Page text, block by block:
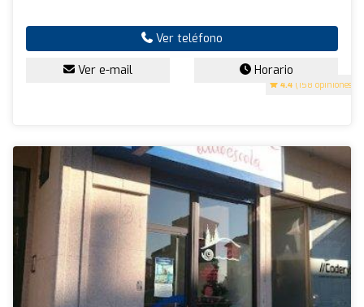
4.4 (158 opiniones)
Ver teléfono
Ver e-mail Horario